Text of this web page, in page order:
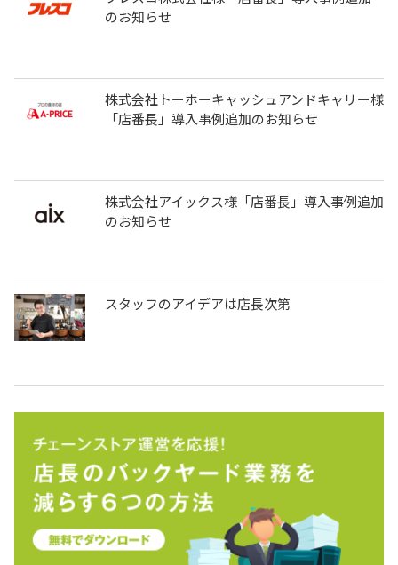
のお知らせ
株式会社トーホーキャッシュアンドキャリー様
「店番長」導入事例追加のお知らせ
株式会社アイックス様「店番長」導入事例追加
のお知らせ
スタッフのアイデアは店長次第